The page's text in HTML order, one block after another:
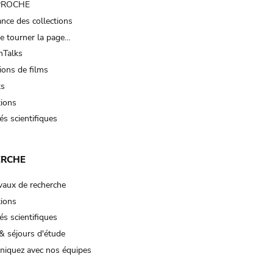
des collections
tourner la page…
de films
scientifiques
de recherche
scientifiques
séjours d'étude
avec nos équipes